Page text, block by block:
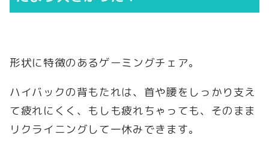
形状に特徴のあるゲーミングチェア。
ハイバックの背もたれは、首や腰をしっかり支え
て疲れにくく、もしも疲れちゃっても、そのまま
リクライニングして一休みできます。